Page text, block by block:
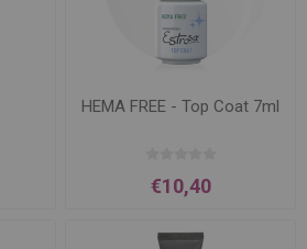
HEMA FREE - Top Coat 7ml
€10,40